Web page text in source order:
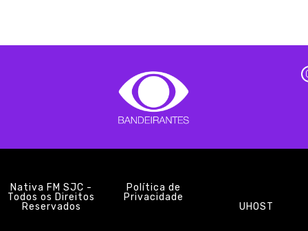
Nativa FM SJC -
Todos os Direitos
Reservados
Política de
Privacidade
UHOST